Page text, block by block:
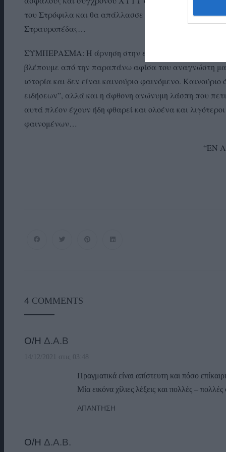
του Στρόφιλα και θα απάλλασσε την Χώρα και τα
Στραυροπέδας…
ΣΥΜΠΕΡΑΣΜΑ: Η άρνηση στην εξέλιξη πάει πίσω
βλέπουμε από την παραπάνω αφίσα του αναγνώστη
ιστορία και δεν είναι καινούριο φαινόμενο.
ειδήσεων”, αλλά και η άφθονη ανώνυμη λάσπη που
αυτά πλέον έχουν ήδη φθαρεί και ολοένα και
φαινομένων…
“ΕΝ
4 COMMENTS
Ο/Η Δ.Α.Β
14/12/2021 στις 03:48
Πραγματικά είναι απίστευτη και πόσο
Μία εικόνα χίλιες λέξεις και πολλές –
ΑΠΆΝΤΗΣΗ
Ο/Η Δ.Α.Β.